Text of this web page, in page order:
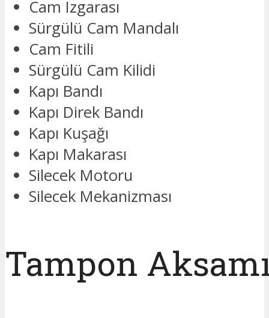
Cam Izgarası
Sürgülü Cam Mandalı
Cam Fitili
Sürgülü Cam Kilidi
Kapı Bandı
Kapı Direk Bandı
Kapı Kuşağı
Kapı Makarası
Silecek Motoru
Silecek Mekanizması
Tampon